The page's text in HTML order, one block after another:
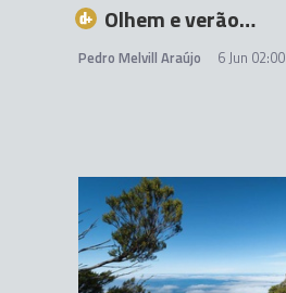
Olhem e verão…
Pedro Melvill Araújo 6 Jun 02:00